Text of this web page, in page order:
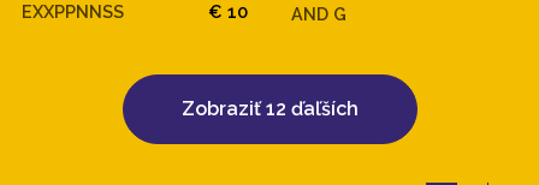
EXXPPNNSS € 10
AND G
Zobraziť 12 ďaľších